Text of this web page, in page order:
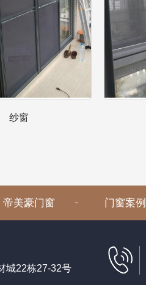
纱窗
帝美豪门窗 门窗案例
城22栋27-32号